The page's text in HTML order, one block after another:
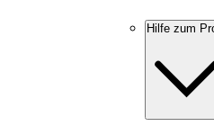
Hilfe zum